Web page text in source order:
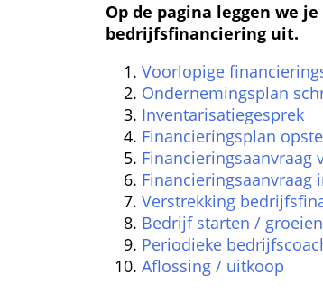
Op de pagina leggen we
bedrijfsfinanciering uit.
Voorlopige
Ondernemingsplan
Inventarisatiegesprek
Financieringsplan
Financieringsaanvraag
Financieringsaanvraag
Verstrekking
Bedrijf starten / groeien
Periodieke
Aflossing / uitkoop